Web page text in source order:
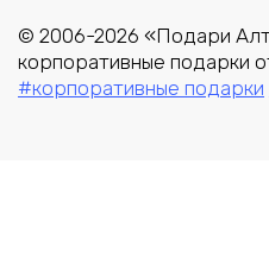
© 2006-2026 «Подари
корпоративные подарки
#корпоративные подарки